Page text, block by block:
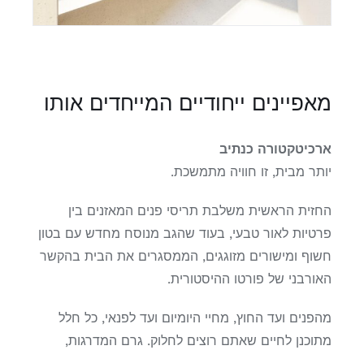
מאפיינים ייחודיים המייחדים אותו
ארכיטקטורה כנתיב
יותר מבית, זו חוויה מתמשכת.
החזית הראשית משלבת תריסי פנים המאזנים בין
פרטיות לאור טבעי, בעוד שהגב מנוסח מחדש עם בטון
חשוף ומישורים מזוגגים, הממסגרים את הבית בהקשר
האורבני של פורטו ההיסטורית.
מהפנים ועד החוץ, מחיי היומיום ועד לפנאי, כל חלל
מתוכנן לחיים שאתם רוצים לחלוק. גרם המדרגות,